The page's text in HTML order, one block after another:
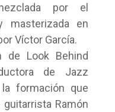
por el
masterizada en
Víctor García.
de Look Behind
de Jazz
formación que
Ramón